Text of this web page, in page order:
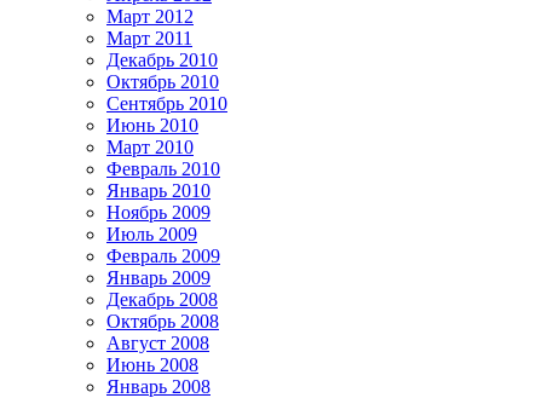
Март 2012
Март 2011
Декабрь 2010
Октябрь 2010
Сентябрь 2010
Июнь 2010
Март 2010
Февраль 2010
Январь 2010
Ноябрь 2009
Июль 2009
Февраль 2009
Январь 2009
Декабрь 2008
Октябрь 2008
Август 2008
Июнь 2008
Январь 2008